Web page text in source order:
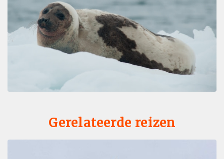
Gerelateerde reizen